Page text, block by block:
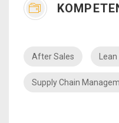
After Sales
Supply Chain